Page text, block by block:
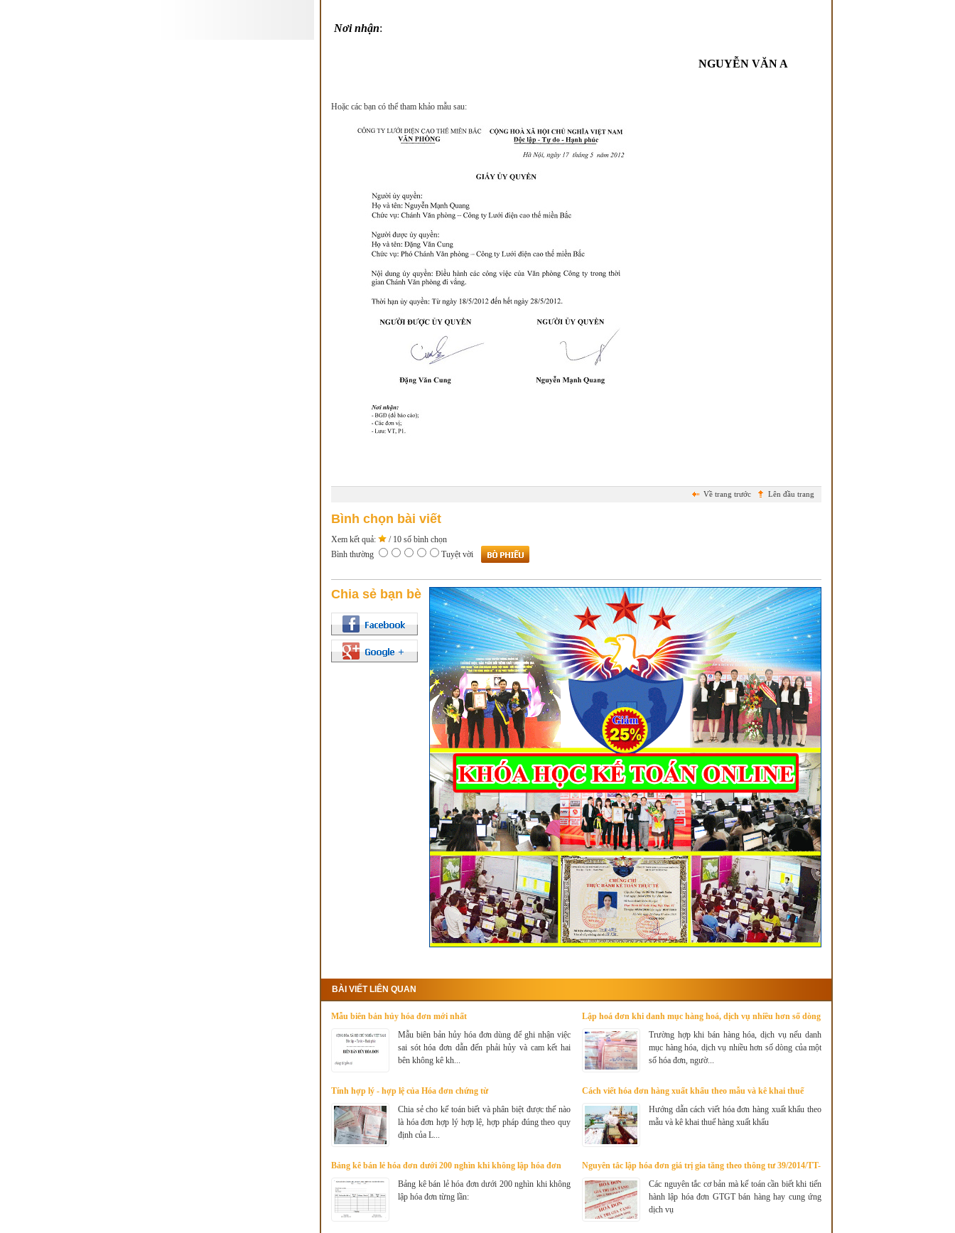
Nơi nhận:
NGUYỄN VĂN A
Hoặc các bạn có thể tham khảo mẫu sau:
Lên đầu trang
Về trang trước
Bình chọn bài viết
Xem kết quả:
/ 10 số bình chọn
Bình thường
Tuyệt vời
Chia sẻ bạn bè
BÀI VIẾT LIÊN QUAN
Mẫu biên bản hủy hóa đơn mới nhất
Mẫu biên bản hủy hóa đơn dùng để ghi nhận việc
sai sót hóa đơn dẫn đến phải hủy và cam kết hai
bên không kê kh...
Lập hoá đơn khi danh mục hàng hoá, dịch vụ nhiều hơn số dòng
Trường hợp khi bán hàng hóa, dịch vụ nếu danh
mục hàng hóa, dịch vụ nhiều hơn số dòng của một
số hóa đơn, ngườ...
Tính hợp lý - hợp lệ của Hóa đơn chứng từ
Chia sẻ cho kế toán biết và phân biệt được thế nào
là hóa đơn hợp lý hợp lệ, hợp pháp đúng theo quy
định của L...
Cách viết hóa đơn hàng xuất khẩu theo mẫu và kê khai thuế
Hướng dẫn cách viết hóa đơn hàng xuất khẩu theo
mẫu và kê khai thuế hàng xuất khẩu
Bảng kê bán lẻ hóa đơn dưới 200 nghìn khi không lập hóa đơn
Bảng kê bán lẻ hóa đơn dưới 200 nghìn khi không
lập hóa đơn từng lần:
Nguyên tắc lập hóa đơn giá trị gia tăng theo thông tư 39/2014/TT-
Các nguyên tắc cơ bản mà kế toán cần biết khi tiến
hành lập hóa đơn GTGT bán hàng hay cung ứng
dịch vụ